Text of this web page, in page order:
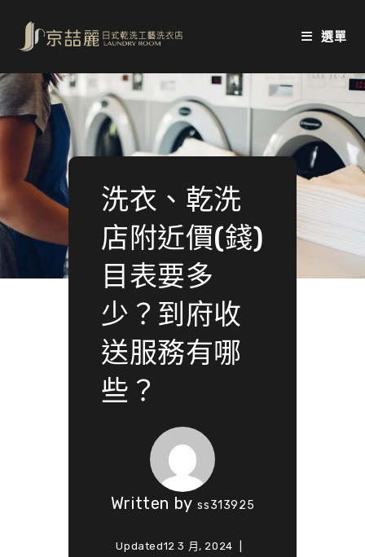
content
選單
洗衣、乾洗
店附近價(錢)
目表要多
少？到府收
送服務有哪
些？
Written byss313925
Updated12 3 月, 2024